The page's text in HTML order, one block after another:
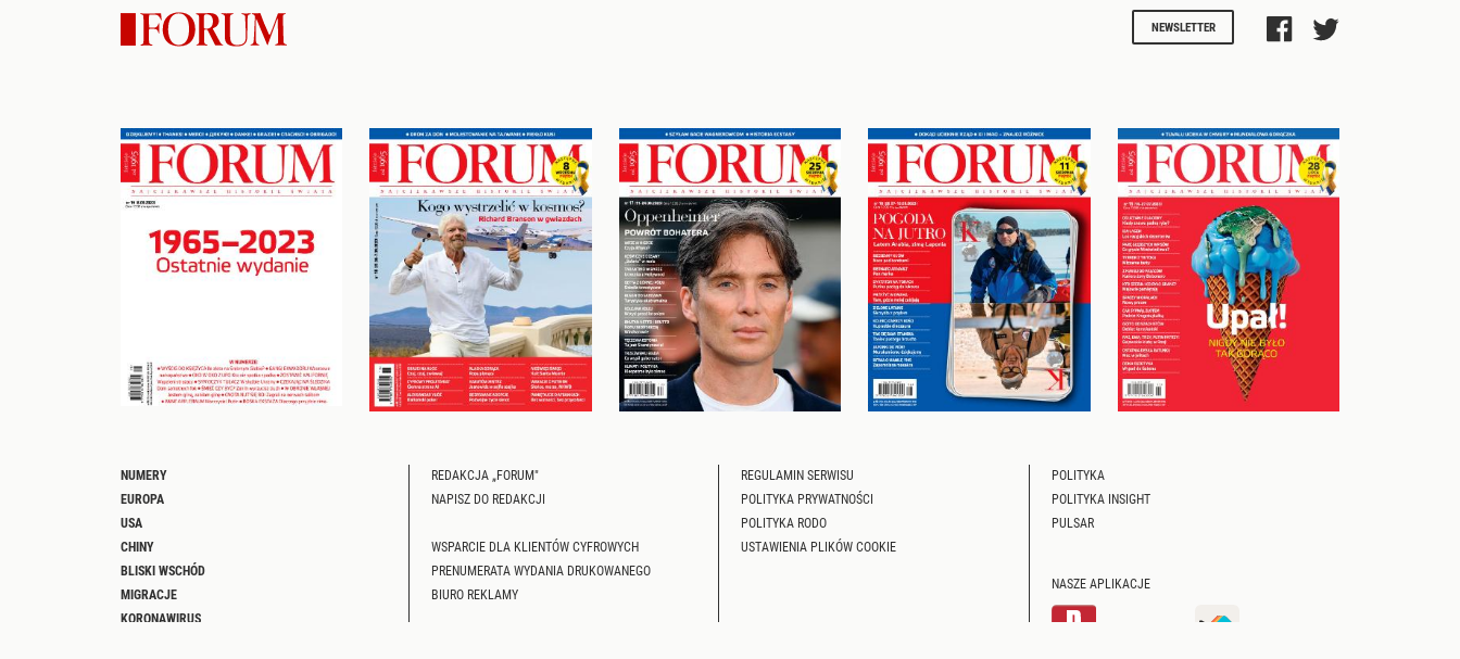
NEWSLETTER
NUMERY
EUROPA
USA
CHINY
BLISKI WSCHÓD
MIGRACJE
KORONAWIRUS
REDAKCJA „FORUM"
NAPISZ DO REDAKCJI
WSPARCIE DLA KLIENTÓW CYFROWYCH
PRENUMERATA WYDANIA DRUKOWANEGO
BIURO REKLAMY
REGULAMIN SERWISU
POLITYKA PRYWATNOŚCI
POLITYKA RODO
USTAWIENIA PLIKÓW COOKIE
POLITYKA
POLITYKA INSIGHT
PULSAR
NASZE APLIKACJE